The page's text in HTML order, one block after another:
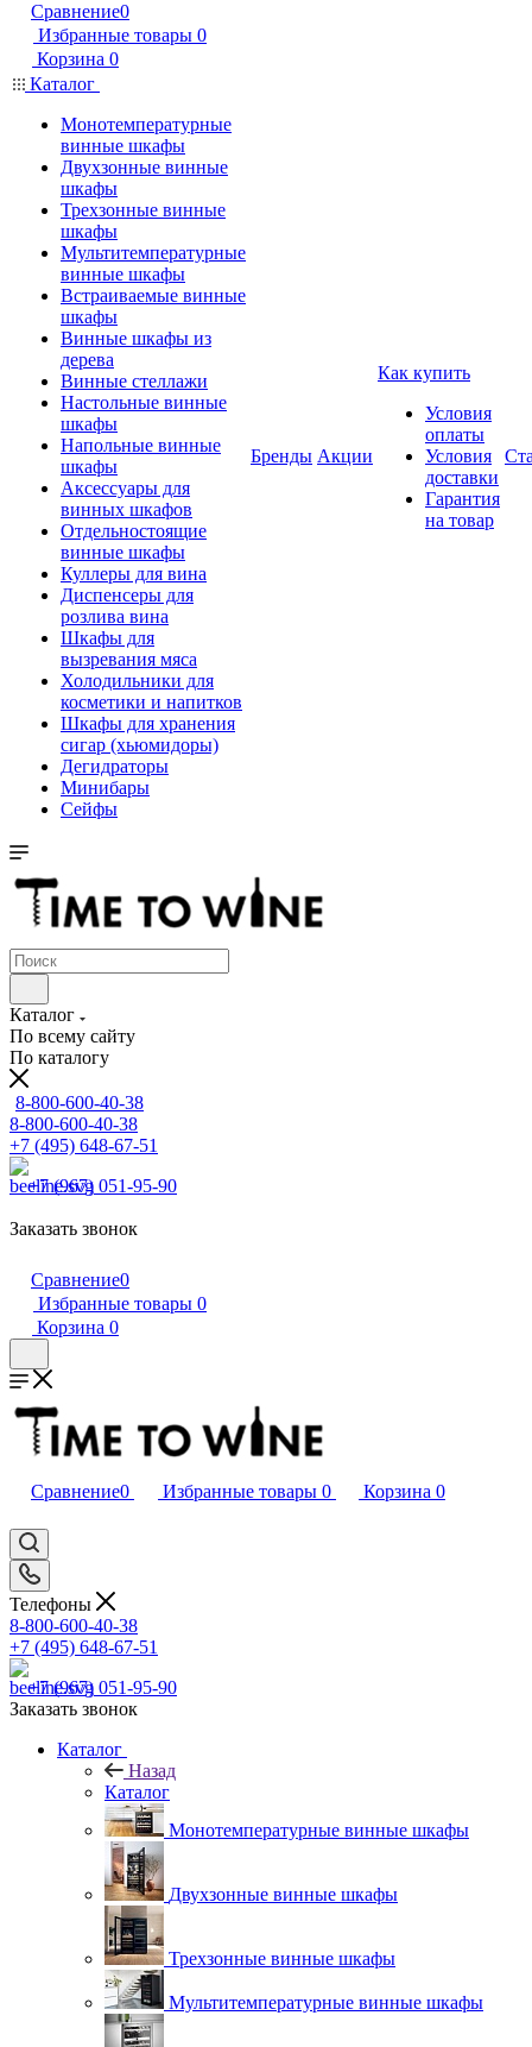
Сравнение0
Избранные товары 0
Корзина 0
Каталог
Монотемпературные
винные шкафы
Двухзонные винные
шкафы
Трехзонные винные
шкафы
Мультитемпературные
винные шкафы
Встраиваемые винные
шкафы
Винные шкафы из
дерева
Винные стеллажи
Настольные винные
шкафы
Напольные винные
шкафы
Аксессуары для
винных шкафов
Отдельностоящие
винные шкафы
Куллеры для вина
Диспенсеры для
розлива вина
Шкафы для
вызревания мяса
Холодильники для
косметики и напитков
Шкафы для хранения
сигар (хьюмидоры)
Дегидраторы
Минибары
Сейфы
Бренды Акции
Как купить
Условия
оплаты
Условия
доставки
Гарантия
на товар
Каталог
По всему сайту
По каталогу
8-800-600-40-38
8-800-600-40-38
+7 (495) 648-67-51
+7 (967) 051-95-90
Заказать звонок
Сравнение0
Избранные товары 0
Корзина 0
Сравнение0 Избранные товары 0 Корзина 0
Телефоны
8-800-600-40-38
+7 (495) 648-67-51
+7 (967) 051-95-90
Заказать звонок
Каталог
Назад
Каталог
Монотемпературные винные шкафы
Двухзонные винные шкафы
Трехзонные винные шкафы
Мультитемпературные винные шкафы